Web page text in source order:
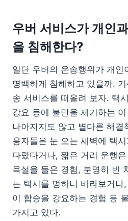
우버 서비스가 개인
을 침해한다?
일단 우버의 운송행위가 개인
명백하게 침해하고 있을까.
송 서비스를 떠올려 보자. 택
강요 등에 불만을 제기하는
나아지지도 않고 별다른 해결
용자들은 눈 오는 새벽에 택
다렸다거나, 짧은 거리 운행
욕설을 들은 경험, 분명히 빈
는 택시를 멍하니 바라보거나
이 합승을 강요하는 경험 등
가지고 있다.